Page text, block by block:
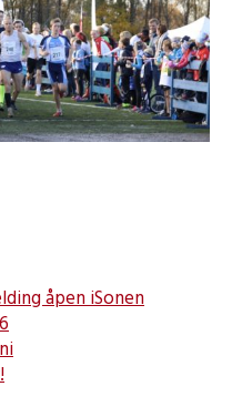
åpen iSonen